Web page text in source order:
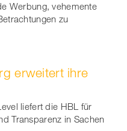
Werbung, vehemente
zu
erweitert ihre
liefert die HBL für
Transparenz in Sachen